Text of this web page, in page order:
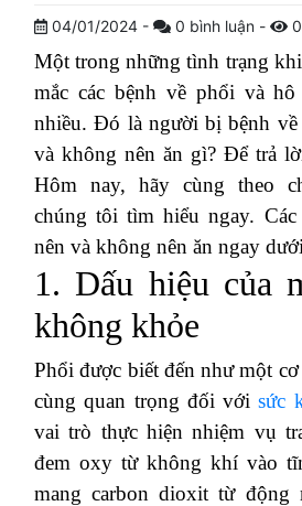
04/01/2024 - 0 bình luận - 0
Một trong những tình trạng
mắc các bệnh về phổi và
nhiều. Đó là người bị bệnh
và không nên ăn gì? Để trả
Hôm nay, hãy cùng theo
chúng tôi tìm hiểu ngay. Các
nên và không nên ăn ngay
1. Dấu hiệu của
không khỏe
Phổi được biết đến như một
cùng quan trọng đối với sức
vai trò thực hiện nhiệm vụ
đem oxy từ không khí vào
mang carbon dioxit từ động